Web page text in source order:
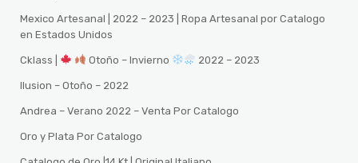
Mexico Artesanal | 2022 – 2023 | Ropa Artesanal por Catalogo
en Estados Unidos
Cklass | Otoño – Invierno 2022 – 2023
Ilusion – Otoño – 2022
Andrea – Verano 2022 – Venta Por Catalogo
Oro y Plata Por Catalogo